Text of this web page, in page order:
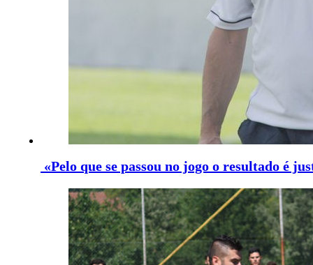
«Pelo que se passou no jogo o resultado é